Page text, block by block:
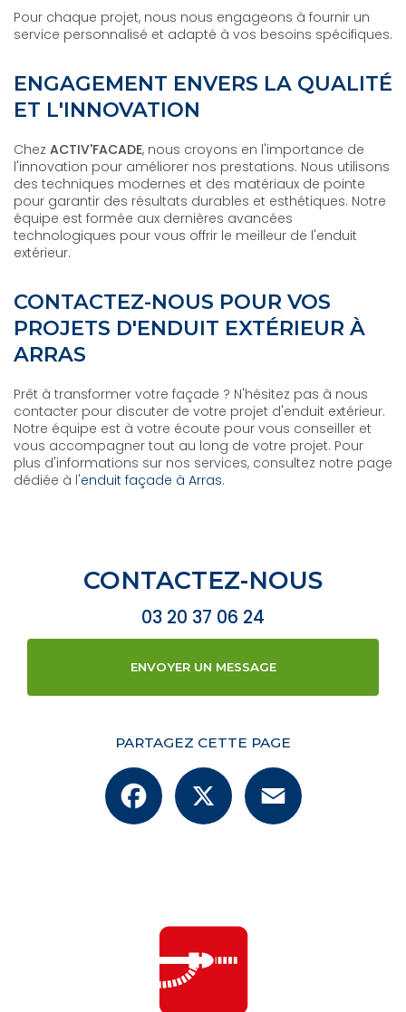
Pour chaque projet, nous nous engageons à fournir un
service personnalisé et adapté à vos besoins spécifiques.
ENGAGEMENT ENVERS LA QUALITÉ
ET L'INNOVATION
Chez ACTIV'FACADE, nous croyons en l'importance de
l'innovation pour améliorer nos prestations. Nous utilisons
des techniques modernes et des matériaux de pointe
pour garantir des résultats durables et esthétiques. Notre
équipe est formée aux dernières avancées
technologiques pour vous offrir le meilleur de l'enduit
extérieur.
CONTACTEZ-NOUS POUR VOS
PROJETS D'ENDUIT EXTÉRIEUR À
ARRAS
Prêt à transformer votre façade ? N'hésitez pas à nous
contacter pour discuter de votre projet d'enduit extérieur.
Notre équipe est à votre écoute pour vous conseiller et
vous accompagner tout au long de votre projet. Pour
plus d'informations sur nos services, consultez notre page
dédiée à l'enduit façade à Arras.
CONTACTEZ-NOUS
03 20 37 06 24
ENVOYER UN MESSAGE
PARTAGEZ CETTE PAGE
Facebook